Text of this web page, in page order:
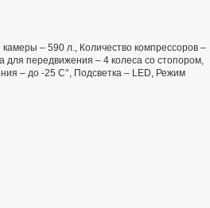
– 590 л., Количество компрессоров –
для передвижения – 4 колеса со стопором,
– до -25 С°, Подсветка – LED, Режим